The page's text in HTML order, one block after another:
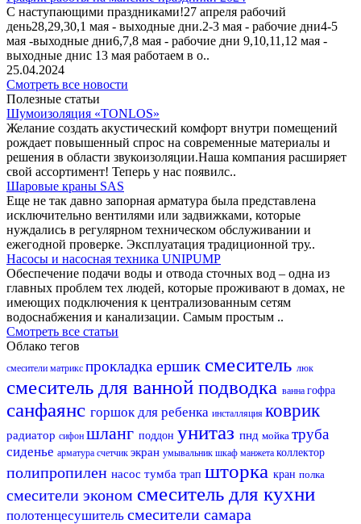
С наступающими праздниками!27 апреля рабочий
день28,29,30,1 мая - выходные дни.2-3 мая - рабочие дни4-5
мая -выходные дни6,7,8 мая - рабочие дни 9,10,11,12 мая -
выходные днис 13 мая работаем в о..
25.04.2024
Смотреть все новости
Полезные статьи
Шумоизоляция «TONLOS»
Желание создать акустический комфорт внутри помещений
рождает повышенный спрос на современные материалы и
решения в области звукоизоляции.Наша компания расширяет
свой ассортимент! Теперь у нас появилс..
Шаровые краны SAS
Еще не так давно запорная арматура была представлена
исключительно вентилями или задвижками, которые
нуждались в регулярном техническом обслуживании и
ежегодной проверке. Эксплуатация традиционной тру..
Насосы и насосная техника UNIPUMP
Обеспечение подачи воды и отвода сточных вод – одна из
главных проблем тех людей, которые проживают в домах, не
имеющих подключения к централизованным сетям
водоснабжения и канализации. Самым простым ..
Смотреть все статьи
Облако тегов
смесители матрикс прокладка ершик смеситель люк
смеситель для ванной подводка ванна гофра
санфаянс горшок для ребенка инсталляция коврик
радиатор сифон шланг поддон унитаз пнд мойка труба
сиденье арматура счетчик экран умывальник шкаф манжета коллектор
полипропилен насос тумба трап шторка кран полка
смесители эконом смеситель для кухни
полотенцесушитель смесители самара